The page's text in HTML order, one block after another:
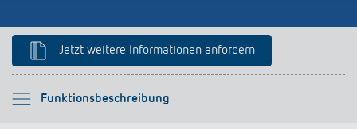
Jetzt weitere Informationen anfordern
Funktionsbeschreibung
Bitte auswählen